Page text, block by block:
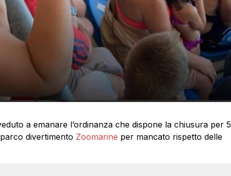
a emanare l’ordinanza che dispone la chiusura per 5
divertimento Zoomarine per mancato rispetto delle